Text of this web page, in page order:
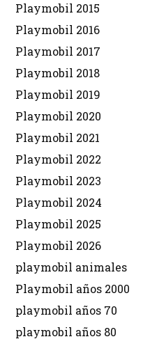
Playmobil 2015
Playmobil 2016
Playmobil 2017
Playmobil 2018
Playmobil 2019
Playmobil 2020
Playmobil 2021
Playmobil 2022
Playmobil 2023
Playmobil 2024
Playmobil 2025
Playmobil 2026
playmobil animales
Playmobil años 2000
playmobil años 70
playmobil años 80